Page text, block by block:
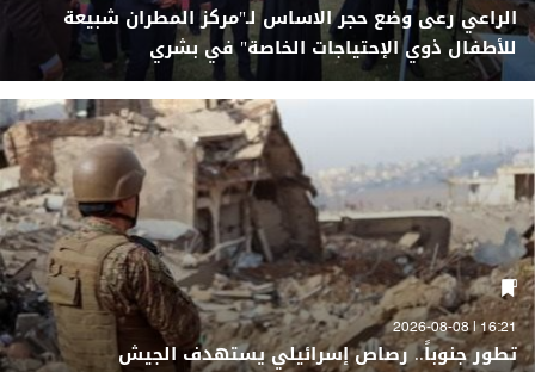
الراعي رعى وضع حجر الاساس لـ"مركز المطران شبيعة
للأطفال ذوي الإحتياجات الخاصة" في بشري
16:21 | 2026-08-08
تطور جنوباً.. رصاص إسرائيلي يستهدف الجيش